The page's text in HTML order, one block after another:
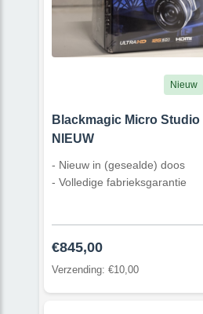
Nieuw
Blackmagic Micro Studio
NIEUW
- Nieuw in (gesealde) doos
- Volledige fabrieksgarantie
€845,00
Verzending: €10,00